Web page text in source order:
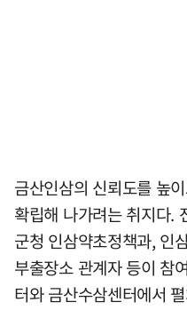
금산인삼의 신뢰도를 높
확립해 나가려는 취지다.
군청 인삼약초정책과, 인
부출장소 관계자 등이 참
터와 금산수삼센터에서